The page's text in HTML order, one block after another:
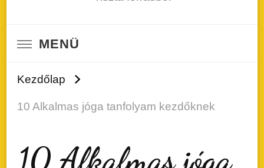
MENÜ
Kezdőlap
10 Alkalmas jóga tanfolyam kezdőknek
10 Alkalmas jóga